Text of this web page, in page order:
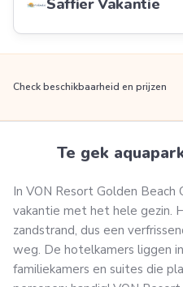
Saffier Vakantie
Check beschikbaarheid en prijzen
Te gek
In VON Resort Golden
vakantie met het hele gezin.
zandstrand, dus een
weg. De hotelkamers liggen
familiekamers en suites die